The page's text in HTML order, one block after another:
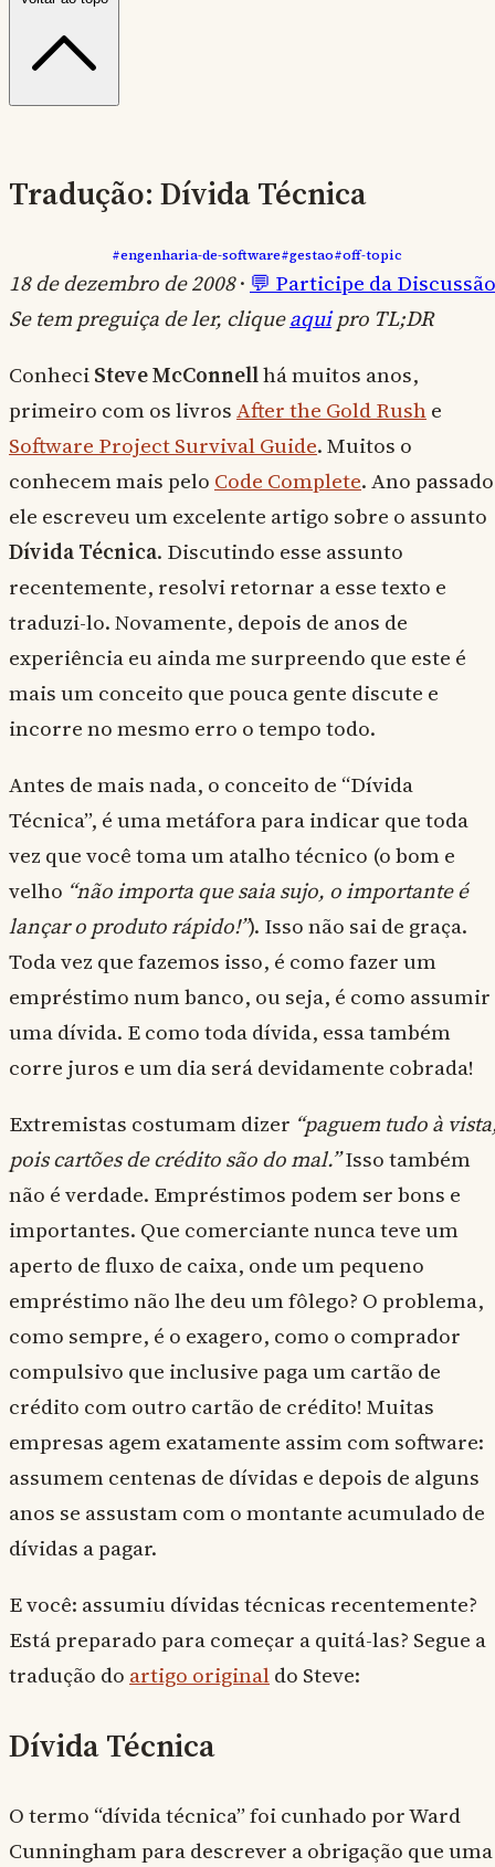
Tradução: Dívida Técnica
#engenharia-de-software#gestao#off-topic
18 de dezembro de 2008· 💬 Participe da Discussão
Se tem preguiça de ler, cliqueaquipro TL;DR
ConheciSteve McConnellhá muitos anos,
primeiro com os livrosAfter the Gold Rushe
Software Project Survival Guide. Muitos o
conhecem mais pelo Code Complete. Ano passado
ele escreveu um excelente artigo sobre o assunto
Dívida Técnica. Discutindo esse assunto
recentemente, resolvi retornar a esse texto e
traduzi-lo. Novamente, depois de anos de
experiência eu ainda me surpreendo que este é
mais um conceito que pouca gente discute e
incorre no mesmo erro o tempo todo.
Antes de mais nada, o conceito de “Dívida
Técnica”, é uma metáfora para indicar que toda
vez que você toma um atalho técnico (o bom e
velho “não importa que saia sujo, o importante é
lançar o produto rápido!”). Isso não sai de graça.
Toda vez que fazemos isso, é como fazer um
empréstimo num banco, ou seja, é como assumir
uma dívida. E como toda dívida, essa também
corre juros e um dia será devidamente cobrada!
Extremistas costumam dizer “paguem tudo à
pois cartões de crédito são do mal.”Isso também
não é verdade. Empréstimos podem ser bons e
importantes. Que comerciante nunca teve um
aperto de fluxo de caixa, onde um pequeno
empréstimo não lhe deu um fôlego? O problema,
como sempre, é o exagero, como o comprador
compulsivo que inclusive paga um cartão de
crédito com outro cartão de crédito! Muitas
empresas agem exatamente assim com software:
assumem centenas de dívidas e depois de alguns
anos se assustam com o montante acumulado de
dívidas a pagar.
E você: assumiu dívidas técnicas recentemente?
Está preparado para começar a quitá-las? Segue a
tradução do artigo originaldo Steve:
Dívida Técnica
O termo “dívida técnica” foi cunhado por Ward
Cunningham para descrever a obrigação que uma